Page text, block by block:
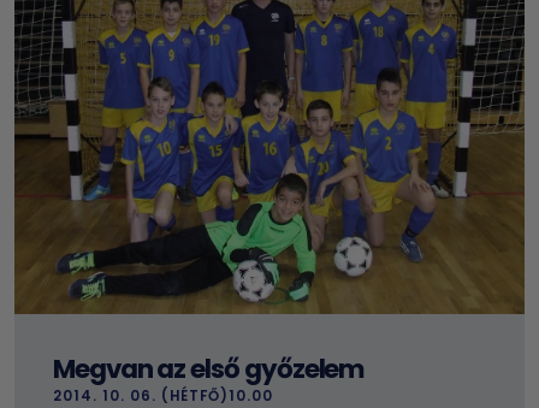
Megvan az első győzelem
2014. 10. 06. (HÉTFŐ)10.00